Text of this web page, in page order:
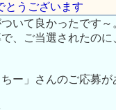
とうございます
いて良かったです～
、ご当選されたの
ー」さんのご応募